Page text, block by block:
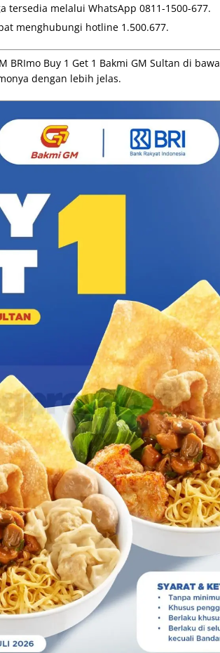
tersedia melalui WhatsApp 0811-1500-677.
menghubungi hotline 1.500.677.
BRImo Buy 1 Get 1 Bakmi GM Sultan di
dengan lebih jelas.